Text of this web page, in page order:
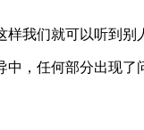
我们就可以听到别
，任何部分出现了